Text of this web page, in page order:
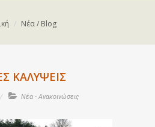
Νέα / Blog
ΚΑΛΥΨΕΙΣ
Νέα - Ανακοινώσεις